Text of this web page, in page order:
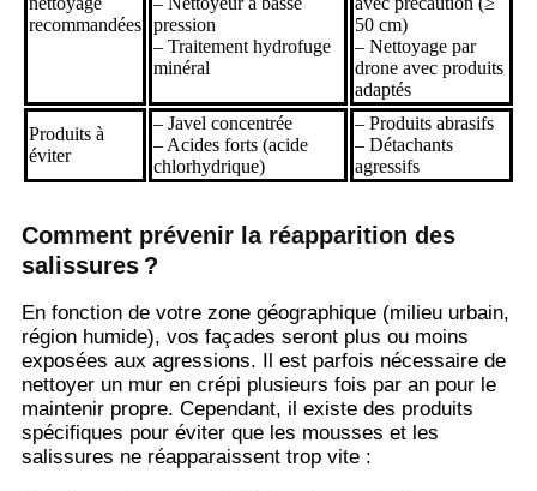
recommandées pression
– Traitement hydrofuge
minéral
50 cm)
– Nettoyage par
drone avec produits
adaptés
Produits à
éviter
– Javel concentrée
– Acides forts (acide
chlorhydrique)
– Produits abrasifs
– Détachants
agressifs
Comment prévenir la réapparition des
salissures ?
En fonction de votre zone géographique (milieu urbain,
région humide), vos façades seront plus ou moins
exposées aux agressions. Il est parfois nécessaire de
nettoyer un mur en crépi plusieurs fois par an pour le
maintenir propre. Cependant, il existe des produits
spécifiques pour éviter que les mousses et les
salissures ne réapparaissent trop vite :